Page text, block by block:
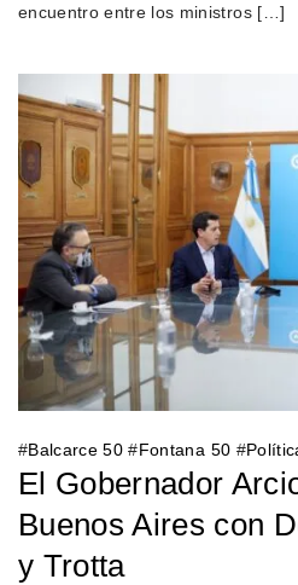
encuentro entre los ministros […]
#Balcarce 50 #Fontana 50 #
El Gobernador
Buenos Aires con
y Trotta